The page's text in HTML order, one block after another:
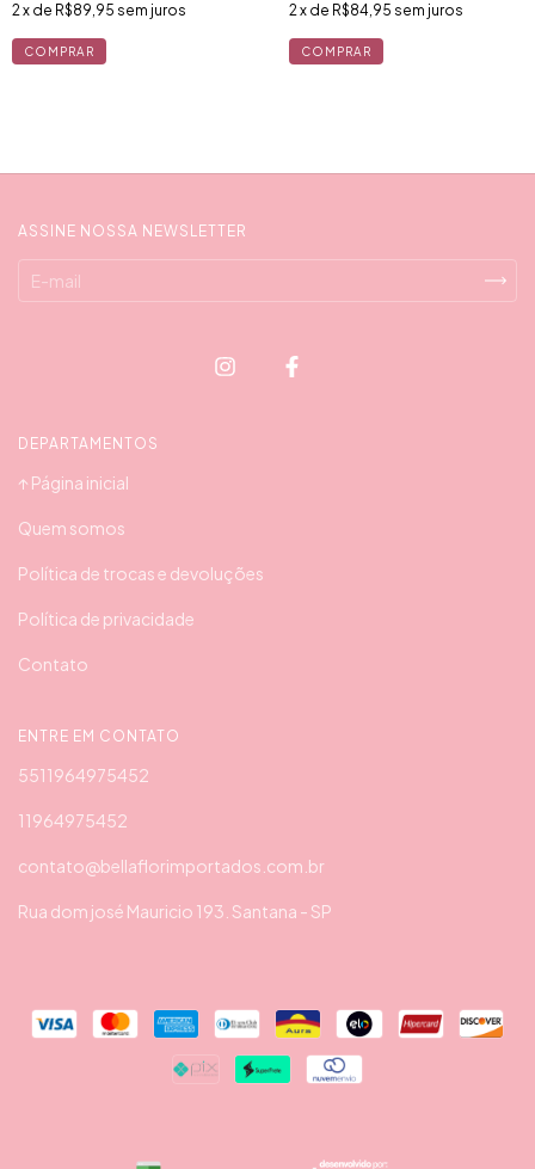
2x de R$89,95 sem juros
2x de R$84,95 sem juros
ASSINE NOSSA NEWSLETTER
DEPARTAMENTOS
↑ Página inicial
Quem somos
Política de trocas e devoluções
Política de privacidade
Contato
ENTRE EM CONTATO
5511964975452
11964975452
contato@bellaflorimportados.com.br
Rua dom josé Mauricio 193. Santana - SP